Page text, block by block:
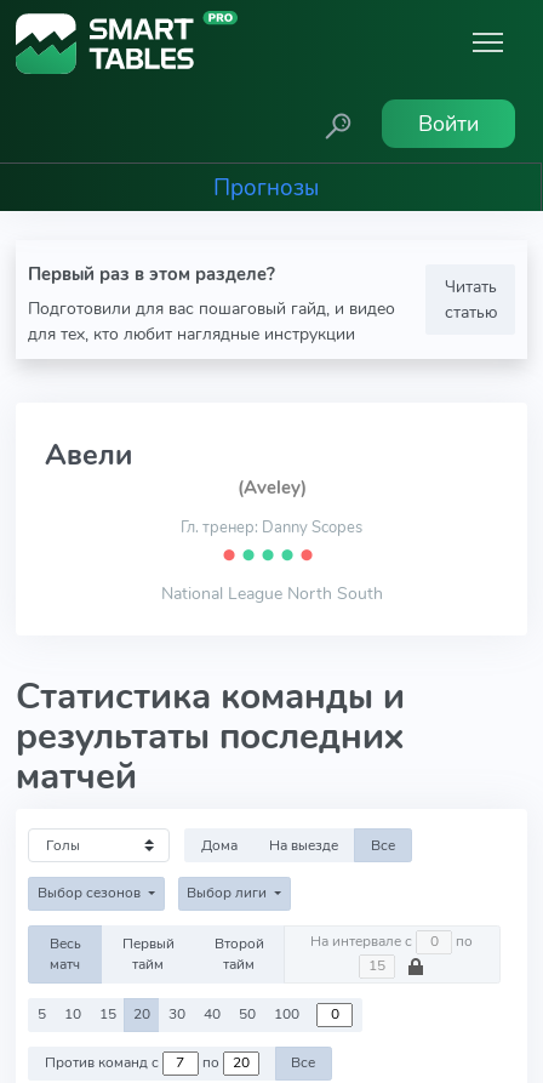
Войти
Прогнозы
Первый раз в этом разделе?
Подготовили для вас пошаговый гайд, и видео
для тех, кто любит наглядные инструкции
Читать
статью
Авели
(Aveley)
Гл. тренер: Danny Scopes
⬤ ⬤ ⬤ ⬤ ⬤
National League North South
Статистика команды и
результаты последних
матчей
Дома На выезде Все
Выбор сезонов Выбор лиги
Весь
матч
Первый
тайм
Второй
тайм
На интервале с по
5 10 15 20 30 40 50 100
Против команд с по Все